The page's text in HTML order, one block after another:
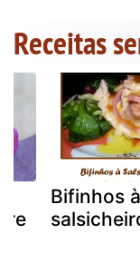
Receitas
Bifinhos à